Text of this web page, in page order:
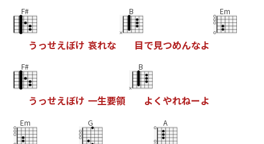
F#
う っせえぼけ 哀れな
B
目で見つめんなよ
Em
F#
う っせえぼけ 一生要領
B
よ く やれねーよ
Em G A